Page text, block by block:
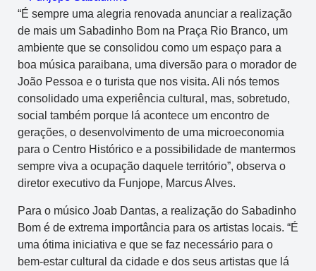
“É sempre uma alegria renovada anunciar a realização
de mais um Sabadinho Bom na Praça Rio Branco, um
ambiente que se consolidou como um espaço para a
boa música paraibana, uma diversão para o morador de
João Pessoa e o turista que nos visita. Ali nós temos
consolidado uma experiência cultural, mas, sobretudo,
social também porque lá acontece um encontro de
gerações, o desenvolvimento de uma microeconomia
para o Centro Histórico e a possibilidade de mantermos
sempre viva a ocupação daquele território”, observa o
diretor executivo da Funjope, Marcus Alves.
Para o músico Joab Dantas, a realização do Sabadinho
Bom é de extrema importância para os artistas locais. “É
uma ótima iniciativa e que se faz necessário para o
bem-estar cultural da cidade e dos seus artistas que lá